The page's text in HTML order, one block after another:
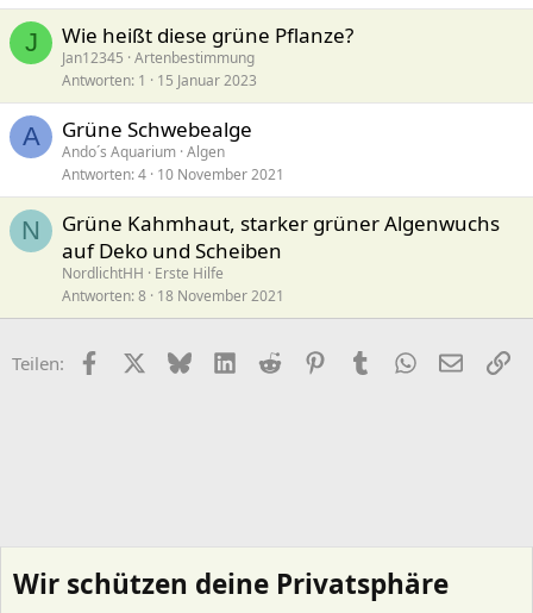
J Wie heißt diese grüne Pflanze?
Jan12345 Artenbestimmung
Antworten 1 15 Januar 2023
A Grüne Schwebealge
Ando´s Aquarium Algen
Antworten 4 10 November 2021
N
Grüne Kahmhaut, starker grüner Algenwuchs
auf Deko und Scheiben
NordlichtHH
Erste Hilfe
Antworten 8 18 November 2021
Teilen: FacebookX (Twitter)
BlueskyLinkedIn
Reddit PinterestTumblr WhatsApp
E-Mail
Wir schützen deine Privatsphäre